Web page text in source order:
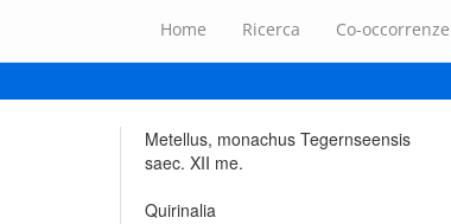
Home Ricerca Co-occorrenze
Metellus, monachus Tegernseensis
saec. XII me.
Quirinalia